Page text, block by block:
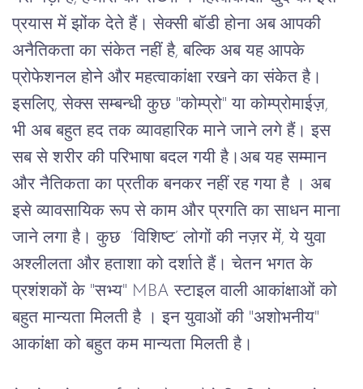
प्रयास में झोंक देते हैं। सेक्सी बॉडी होना अब आपकी
अनैतिकता का संकेत नहीं है, बल्कि अब यह आपके
प्रोफेशनल होने और महत्वाकांक्षा रखने का संकेत है।
इसलिए, सेक्स सम्बन्धी कुछ "कोम्प्रो" या कोम्प्रोमाईज़,
भी अब बहुत हद तक व्यावहारिक माने जाने लगे हैं। इस
सब से शरीर की परिभाषा बदल गयी है।अब यह सम्मान
और नैतिकता का प्रतीक बनकर नहीं रह गया है । अब
इसे व्यावसायिक रूप से काम और प्रगति का साधन माना
जाने लगा है। कुछ  ‘विशिष्ट’ लोगों की नज़र में, ये युवा
अश्लीलता और हताशा को दर्शाते हैं। चेतन भगत के
प्रशंशकों के "सभ्य" MBA स्टाइल वाली आकांक्षाओं को
बहुत मान्यता मिलती है । इन युवाओं की "अशोभनीय"
आकांक्षा को बहुत कम मान्यता मिलती है।